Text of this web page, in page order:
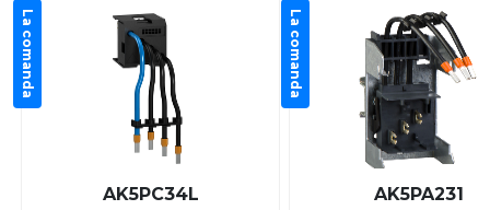
La comanda
AK5PC34L
La comanda
AK5PA231